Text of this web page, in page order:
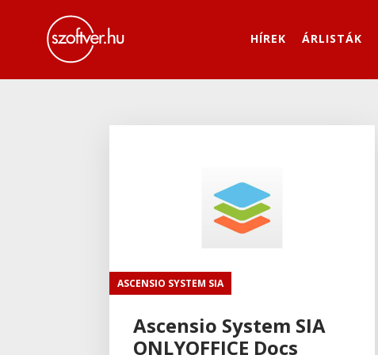
HÍREK ÁRLISTÁK
ASCENSIO SYSTEM SIA
Ascensio System SIA
ONLYOFFICE Docs